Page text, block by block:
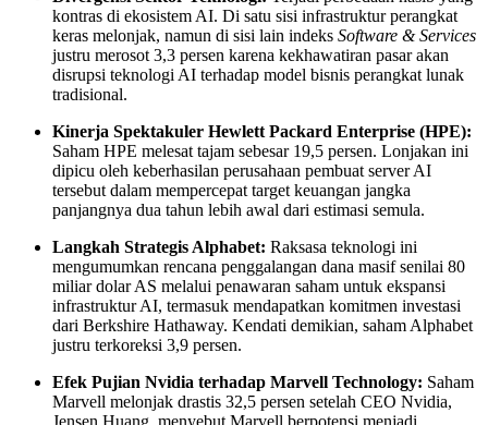
kontras di ekosistem AI. Di satu sisi infrastruktur perangkat
keras melonjak, namun di sisi lain indeks Software & Services
justru merosot 3,3 persen karena kekhawatiran pasar akan
disrupsi teknologi AI terhadap model bisnis perangkat lunak
tradisional.
Kinerja Spektakuler Hewlett Packard Enterprise (HPE):
Saham HPE melesat tajam sebesar 19,5 persen. Lonjakan ini
dipicu oleh keberhasilan perusahaan pembuat server AI
tersebut dalam mempercepat target keuangan jangka
panjangnya dua tahun lebih awal dari estimasi semula.
Langkah Strategis Alphabet: Raksasa teknologi ini
mengumumkan rencana penggalangan dana masif senilai 80
miliar dolar AS melalui penawaran saham untuk ekspansi
infrastruktur AI, termasuk mendapatkan komitmen investasi
dari Berkshire Hathaway. Kendati demikian, saham Alphabet
justru terkoreksi 3,9 persen.
Efek Pujian Nvidia terhadap Marvell Technology: Saham
Marvell melonjak drastis 32,5 persen setelah CEO Nvidia,
Jensen Huang, menyebut Marvell berpotensi menjadi